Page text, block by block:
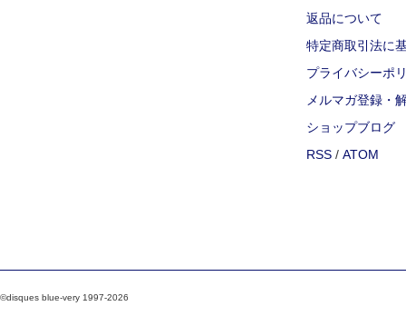
返品について
特定商取引法に
プライバシーポ
メルマガ登録・
ショップブログ
RSS / ATOM
©disques blue-very 1997-2026